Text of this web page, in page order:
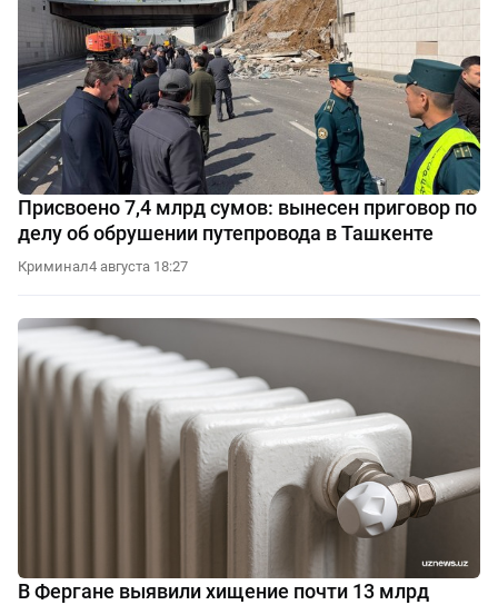
Присвоено 7,4 млрд сумов: вынесен приговор по
делу об обрушении путепровода в Ташкенте
Криминал4 августа 18:27
В Фергане выявили хищение почти 13 млрд